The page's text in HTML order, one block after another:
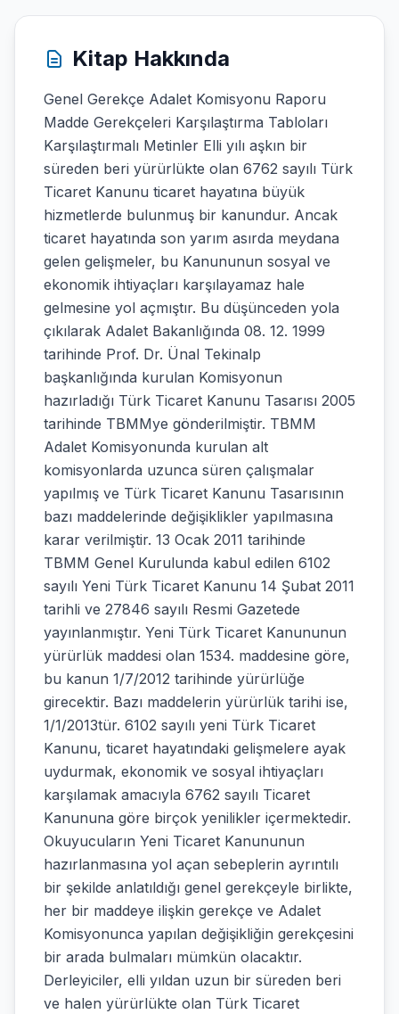
Kitap Hakkında
Genel Gerekçe Adalet Komisyonu Raporu
Madde Gerekçeleri Karşılaştırma Tabloları
Karşılaştırmalı Metinler Elli yılı aşkın bir
süreden beri yürürlükte olan 6762 sayılı Türk
Ticaret Kanunu ticaret hayatına büyük
hizmetlerde bulunmuş bir kanundur. Ancak
ticaret hayatında son yarım asırda meydana
gelen gelişmeler, bu Kanununun sosyal ve
ekonomik ihtiyaçları karşılayamaz hale
gelmesine yol açmıştır. Bu düşünceden yola
çıkılarak Adalet Bakanlığında 08. 12. 1999
tarihinde Prof. Dr. Ünal Tekinalp
başkanlığında kurulan Komisyonun
hazırladığı Türk Ticaret Kanunu Tasarısı 2005
tarihinde TBMMye gönderilmiştir. TBMM
Adalet Komisyonunda kurulan alt
komisyonlarda uzunca süren çalışmalar
yapılmış ve Türk Ticaret Kanunu Tasarısının
bazı maddelerinde değişiklikler yapılmasına
karar verilmiştir. 13 Ocak 2011 tarihinde
TBMM Genel Kurulunda kabul edilen 6102
sayılı Yeni Türk Ticaret Kanunu 14 Şubat 2011
tarihli ve 27846 sayılı Resmi Gazetede
yayınlanmıştır. Yeni Türk Ticaret Kanununun
yürürlük maddesi olan 1534. maddesine göre,
bu kanun 1/7/2012 tarihinde yürürlüğe
girecektir. Bazı maddelerin yürürlük tarihi ise,
1/1/2013tür. 6102 sayılı yeni Türk Ticaret
Kanunu, ticaret hayatındaki gelişmelere ayak
uydurmak, ekonomik ve sosyal ihtiyaçları
karşılamak amacıyla 6762 sayılı Ticaret
Kanununa göre birçok yenilikler içermektedir.
Okuyucuların Yeni Ticaret Kanununun
hazırlanmasına yol açan sebeplerin ayrıntılı
bir şekilde anlatıldığı genel gerekçeyle birlikte,
her bir maddeye ilişkin gerekçe ve Adalet
Komisyonunca yapılan değişikliğin gerekçesini
bir arada bulmaları mümkün olacaktır.
Derleyiciler, elli yıldan uzun bir süreden beri
ve halen yürürlükte olan Türk Ticaret